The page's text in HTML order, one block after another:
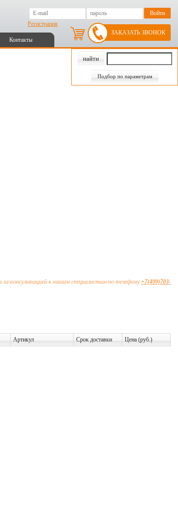
Регистрация
Контакты
ЗАКАЗАТЬ ЗВОНОК
Подбор по параметрам
консультацией к нашим специалистам по телефону+7(499)703-
Артикул Срок доставки Цена (руб.)